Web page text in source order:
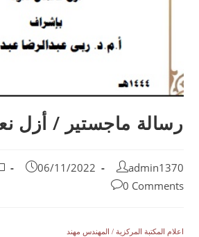
رسالة ماجستير / أزل
admin1370
06/11/2022
0 Comments
اعلام المكتبة المركزية / المهندس مهند